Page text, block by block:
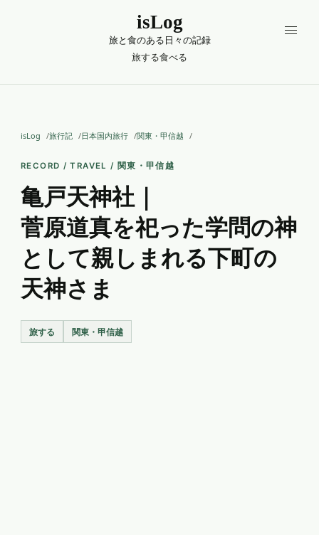
isLog
旅と食のある日々の記録
旅する食べる
isLog 旅行記 日本国内旅行 関東・甲信越
RECORD / TRAVEL / 関東・甲信越
亀戸天神社｜
菅原道真を祀った学問の神
として親しまれる下町の
天神さま
旅する 関東・甲信越